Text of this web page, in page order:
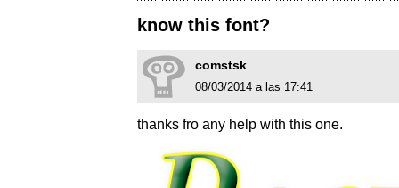
know this font?
comstsk
08/03/2014 a las 17:41
thanks fro any help with this one.